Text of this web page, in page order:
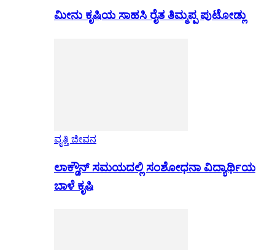
ಮೀನು ಕೃಷಿಯ ಸಾಹಸಿ ರೈತ ತಿಮ್ಮಪ್ಪ ಪುಟೋಡ್ಲು
ವೃತ್ತಿ ಜೀವನ
ಲಾಕ್ಡೌನ್ ಸಮಯದಲ್ಲಿ ಸಂಶೋಧನಾ ವಿದ್ಯಾರ್ಥಿಯ
ಬಾಳೆ ಕೃಷಿ